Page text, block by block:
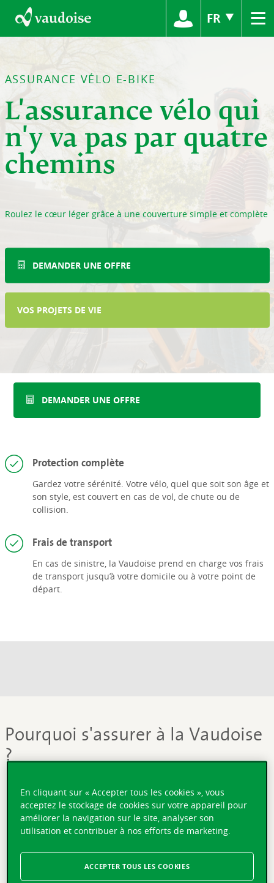
FR ≡
ASSURANCE VÉLO E-BIKE
L'assurance vélo qui
n'y va pas par quatre
chemins
Roulez le cœur léger grâce à une couverture simple et complète
DEMANDER UNE OFFRE
VOS PROJETS DE VIE
DEMANDER UNE OFFRE
Protection complète
Gardez votre sérénité. Votre vélo, quel que soit son âge et
son style, est couvert en cas de vol, de chute ou de
collision.
Frais de transport
En cas de sinistre, la Vaudoise prend en charge vos frais
de transport jusqu’à votre domicile ou à votre point de
départ.
Pourquoi s'assurer à la Vaudoise
?
En cliquant sur « Accepter tous les cookies », vous
acceptez le stockage de cookies sur votre appareil pour
améliorer la navigation sur le site, analyser son
utilisation et contribuer à nos efforts de marketing.
ACCEPTER TOUS LES COOKIES